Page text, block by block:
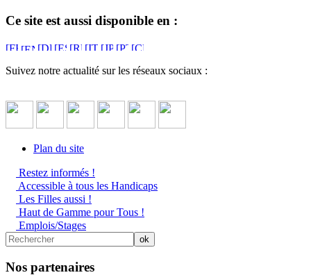
Ce site est aussi disponible en :
Suivez notre actualité sur les réseaux sociaux :
Plan du site
Restez informés !
Accessible à tous les Handicaps
Les Filles aussi !
Haut de Gamme pour Tous !
Emplois/Stages
Nos partenaires